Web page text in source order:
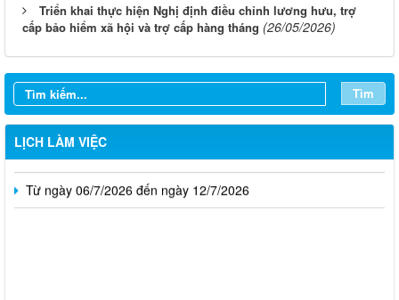
Triển khai thực hiện Nghị định điều chỉnh lương hưu, trợ
cấp bảo hiểm xã hội và trợ cấp hàng tháng (26/05/2026)
Tìm
LỊCH LÀM VIỆC
Từ ngày 03/8/2026 đến ngày 09/8/2026
Từ ngày 20/7/2026 đến ngày 26/7/2026
Từ ngày 13/7/2026 đến ngày 18/7/2026
Từ ngày 06/7/2026 đến ngày 12/7/2026